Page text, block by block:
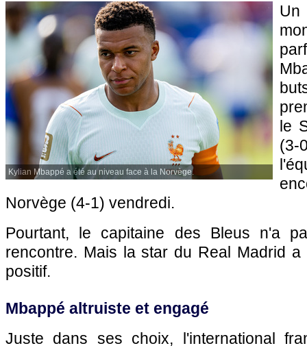
Kylian Mbappé a été au niveau face à la Norvège.
Un
le
Norvège (4-1) vendredi.
Pourtant, le capitaine des Bleus n'a
rencontre. Mais la star du Real Madrid
positif.
Mbappé altruiste et engagé
Juste dans ses choix, l'international